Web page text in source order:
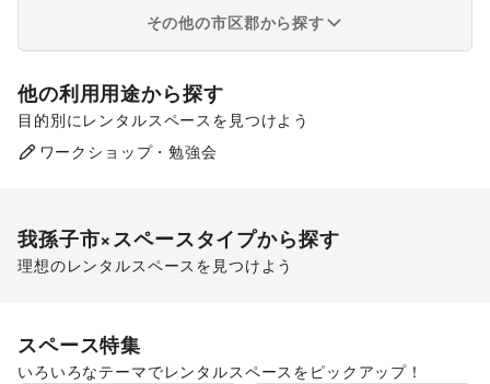
その他の市区郡から探す
他の利用用途から探す
目的別にレンタルスペースを見つけよう
ポップアップストア
販促イベント
ワークショップ・勉強会
我孫子市×スペースタイプから探す
理想のレンタルスペースを見つけよう
スペース特集
いろいろなテーマでレンタルスペースをピックアップ！